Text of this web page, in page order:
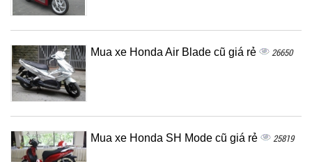
Mua xe Honda Air Blade cũ giá rẻ 26650
Mua xe Honda SH Mode cũ giá rẻ 25819